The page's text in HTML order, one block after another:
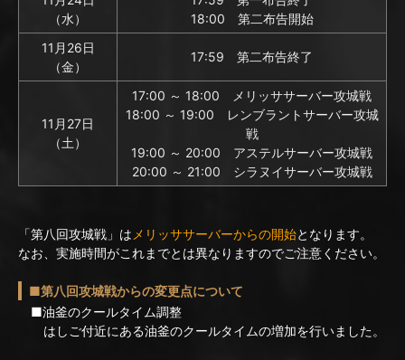
（水）
18:00 第二布告開始
11月26日
（金）
17:59 第二布告終了
11月27日
（土）
17:00 ～ 18:00 メリッササーバー攻城戦
18:00 ～ 19:00 レンブラントサーバー攻城
戦
19:00 ～ 20:00 アステルサーバー攻城戦
20:00 ～ 21:00 シラヌイサーバー攻城戦
「第八回攻城戦」は メリッササーバーからの開始となります。
なお、実施時間がこれまでとは異なりますのでご注意ください。
■第八回攻城戦からの変更点について
■油釜のクールタイム調整
はしご付近にある油釜のクールタイムの増加を行いました。